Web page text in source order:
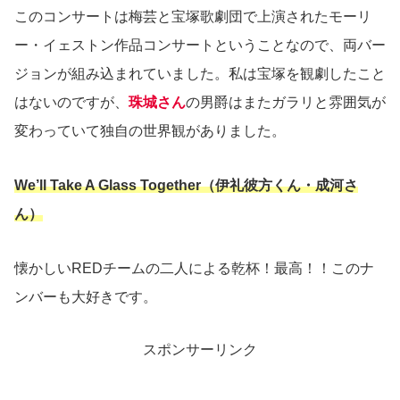
このコンサートは梅芸と宝塚歌劇団で上演されたモーリ
ー・イェストン作品コンサートということなので、両バー
ジョンが組み込まれていました。私は宝塚を観劇したこと
はないのですが、 珠城さんの男爵はまたガラリと雰囲気が
変わっていて独自の世界観がありました。
We’ll Take A Glass Together（伊礼彼方くん・成河さ
ん）
懐かしいREDチームの二人による乾杯！最高！！このナ
ンバーも大好きです。
スポンサーリンク